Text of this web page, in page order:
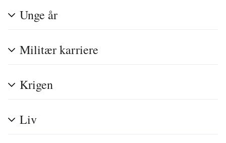
Unge år
Militær karriere
Krigen
Liv